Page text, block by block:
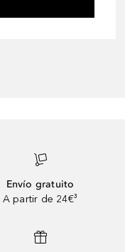
Envío gratuito
A partir de 24€³